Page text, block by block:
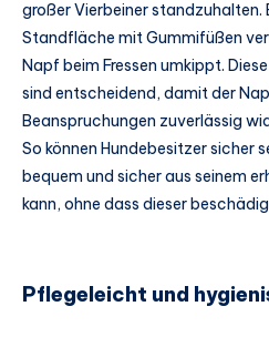
großer Vierbeiner standzuhalten.
Standfläche mit Gummifüßen
Napf beim Fressen umkippt.
sind entscheidend, damit der
Beanspruchungen zuverlässig
So können Hundebesitzer sicher
bequem und sicher aus seinem
kann, ohne dass dieser
Pflegeleicht und